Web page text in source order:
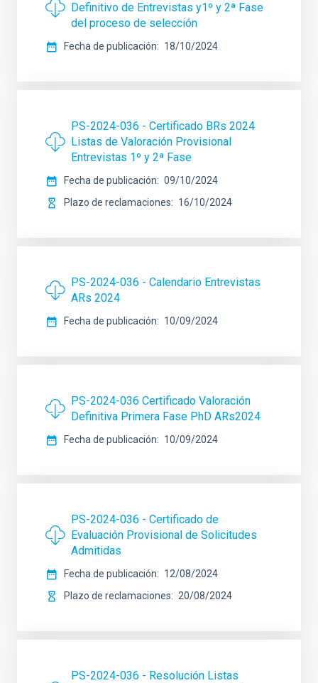
Definitivo de Entrevistas y1º y 2ª Fase
del proceso de selección
Fecha de publicación 18/10/2024
PS-2024-036 - Certificado BRs 2024
Listas de Valoración Provisional
Entrevistas 1º y 2ª Fase
Fecha de publicación
09/10/2024
Plazo de reclamaciones
16/10/2024
PS-2024-036 - Calendario Entrevistas
ARs 2024
Fecha de publicación 10/09/2024
PS-2024-036 Certificado Valoración
Definitiva Primera Fase PhD ARs2024
Fecha de publicación 10/09/2024
PS-2024-036 - Certificado de
Evaluación Provisional de Solicitudes
Admitidas
Fecha de publicación
12/08/2024
Plazo de reclamaciones
20/08/2024
PS-2024-036 - Resolución Listas